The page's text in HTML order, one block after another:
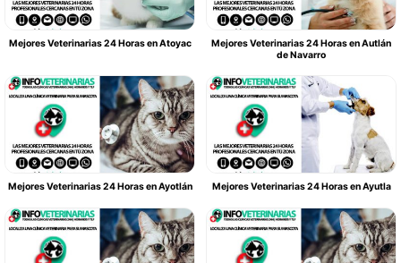
Mejores Veterinarias 24 Horas en Atoyac
Mejores Veterinarias 24 Horas en Autlán
de Navarro
Mejores Veterinarias 24 Horas en Ayotlán Mejores Veterinarias 24 Horas en Ayutla